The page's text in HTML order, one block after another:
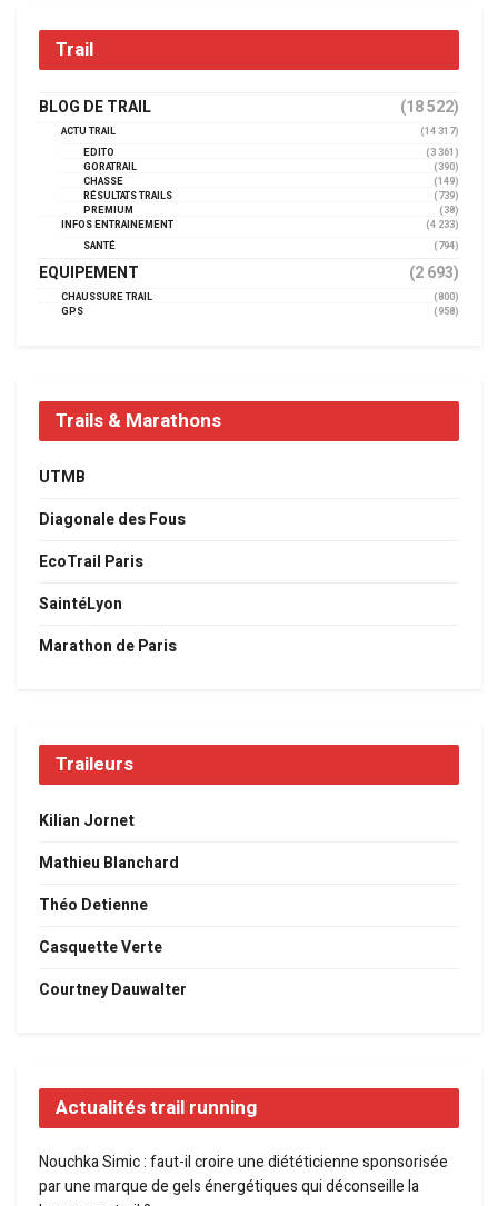
Trail
BLOG DE TRAIL (18 522)
ACTU TRAIL
(14 317)
EDITO
(3 361)
GORATRAIL
(390)
CHASSE
(149)
RÉSULTATS TRAILS
(739)
PREMIUM
(38)
INFOS ENTRAINEMENT
(4 233)
SANTÉ
(794)
EQUIPEMENT (2 693)
CHAUSSURE TRAIL
(800)
GPS
(958)
Trails & Marathons
UTMB
Diagonale des Fous
EcoTrail Paris
SaintéLyon
Marathon de Paris
Traileurs
Kilian Jornet
Mathieu Blanchard
Théo Detienne
Casquette Verte
Courtney Dauwalter
Actualités trail running
Nouchka Simic : faut-il croire une diététicienne sponsorisée
par une marque de gels énergétiques qui déconseille la